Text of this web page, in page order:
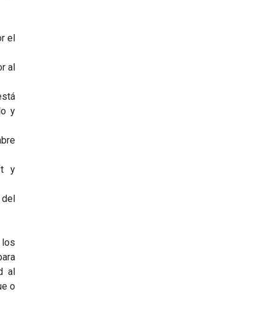
el
al
y
y
al
o